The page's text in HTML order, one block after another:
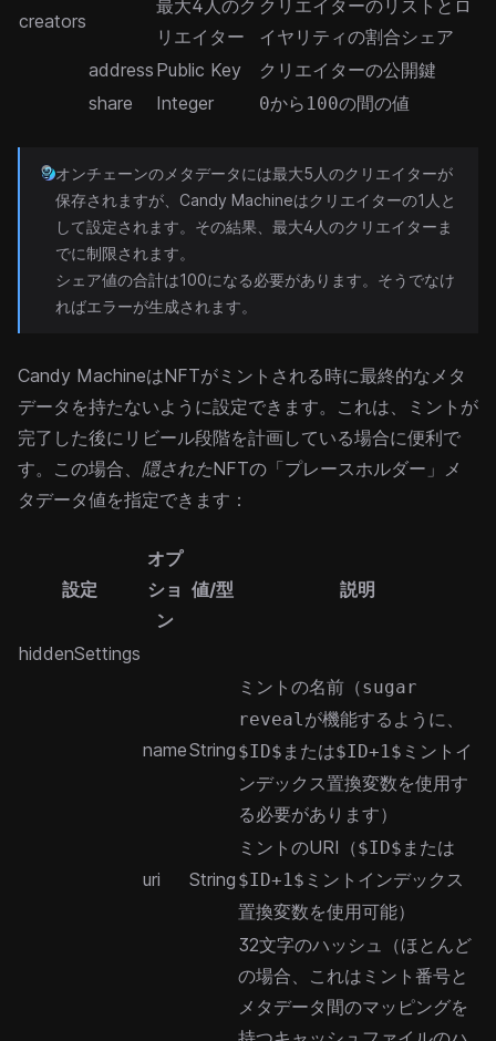
creators
最大4人のク
リエイター
クリエイターのリストとロ
イヤリティの割合シェア
address Public Key
クリエイターの公開鍵
share
Integer 0から 100の間の値
オンチェーンのメタデータには最大5人のクリエイターが
保存されますが、Candy Machineはクリエイターの1人と
して設定されます。その結果、最大4人のクリエイターま
でに制限されます。
シェア値の合計は100になる必要があります。そうでなけ
ればエラーが生成されます。
Candy MachineはNFTがミントされる時に最終的なメタ
データを持たないように設定できます。これは、ミントが
完了した後にリビール段階を計画している場合に便利で
す。この場合、 隠されたNFTの「プレースホルダー」メ
タデータ値を指定できます：
設定
オプ
ショ
ン
値/型 説明
hiddenSettings
nameString
ミントの名前（sugar
revealが機能するように、
$ID$ または$ID+1$ ミントイ
ンデックス置換変数を使用す
る必要があります）
uri String
ミントのURI（$ID$ または
$ID+1$ ミントインデックス
置換変数を使用可能）
32文字のハッシュ（ほとんど
の場合、これはミント番号と
メタデータ間のマッピングを